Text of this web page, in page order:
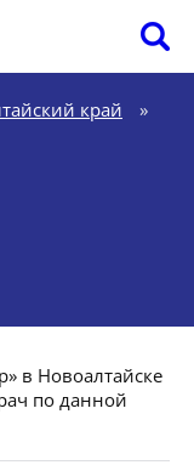
край
»
в Новоалтайске
по данной